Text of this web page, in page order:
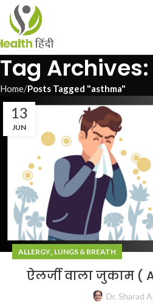
Tag
Home Posts Tagged "asthma"
13
JUN
ALLERGY, LUNGS & BREATH
ऐलर्जी वाला जुकाम (
Dr. Sharad